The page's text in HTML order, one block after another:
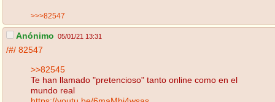
>>>82547
Anónimo 05/01/21 13:31
/#/ 82547
>>82545
Te han llamado "pretencioso" tanto online como en el
mundo real